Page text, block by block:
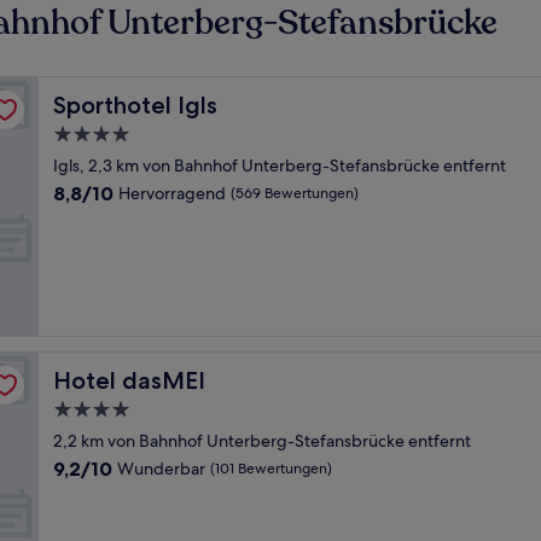
Unterberg-Stefansbrücke
Sporthotel Igls
Sporthotel Igls
4.0-
Sterne-
Unterkunft
Igls, 2,3 km von Bahnhof Unterberg-Stefansbrücke entfernt
8.8
8,8/10 Hervorragend (569 Bewertungen)
Hotel dasMEI
Hotel dasMEI
4.0-
Sterne-
Unterkunft
2,2 km von Bahnhof Unterberg-Stefansbrücke entfernt
9.2
9,2/10 Wunderbar (101 Bewertungen)